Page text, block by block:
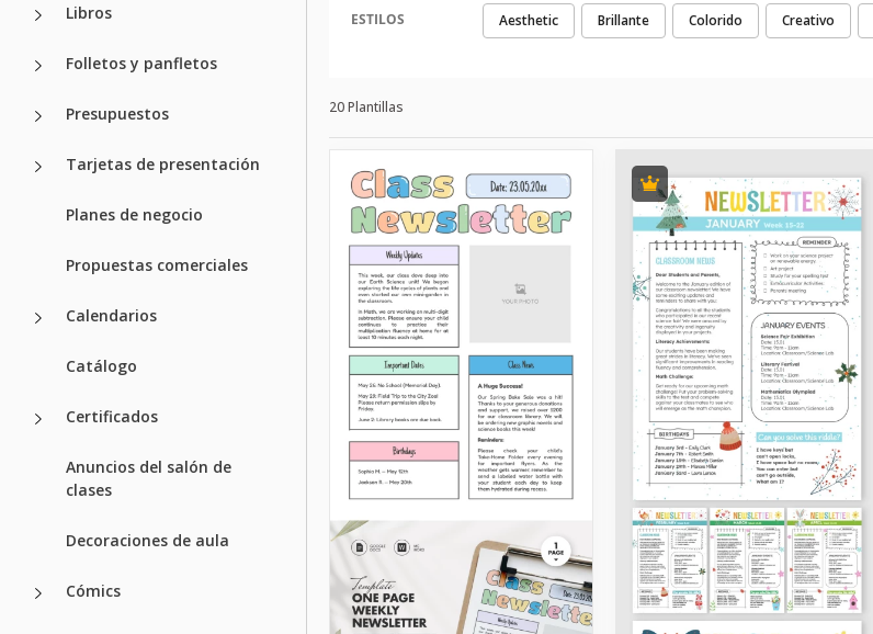
Libros
Folletos y panfletos
Presupuestos
Tarjetas de presentación
Planes de negocio
Propuestas comerciales
Calendarios
Catálogo
Certificados
Anuncios del salón de
clases
Decoraciones de aula
Cómics
ESTILOS Aesthetic Brillante Colorido Creativo
20 Plantillas